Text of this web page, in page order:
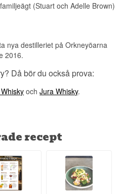
(Stuart och Adelle Brown)
nya destilleriet på Orkneyöarna
2016.
Då bör du också prova:
ochJura Whisky.
recept